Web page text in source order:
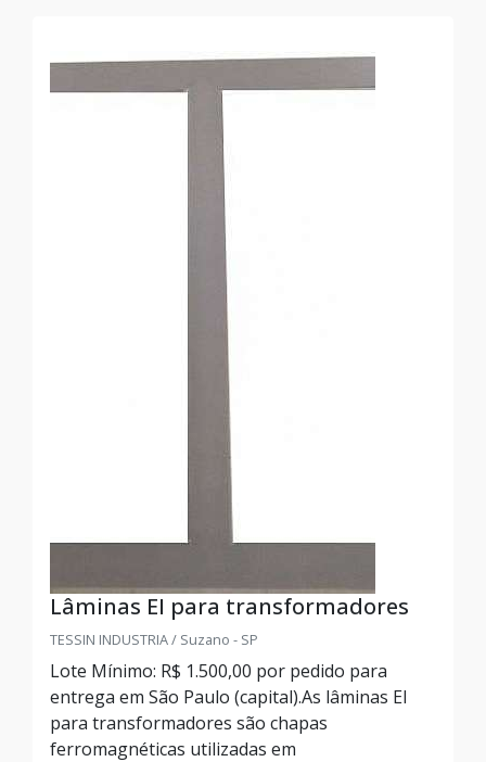
Lâminas EI para transformadores
TESSIN INDUSTRIA / Suzano - SP
Lote Mínimo: R$ 1.500,00 por pedido para
entrega em São Paulo (capital).As lâminas EI
para transformadores são chapas
ferromagnéticas utilizadas em